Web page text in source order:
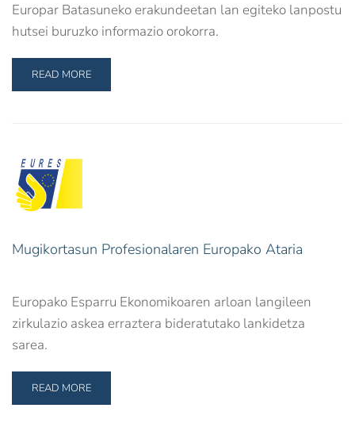
Europar Batasuneko erakundeetan lan egiteko lanpostu
hutsei buruzko informazio orokorra.
READ MORE
Mugikortasun Profesionalaren Europako Ataria
Europako Esparru Ekonomikoaren arloan langileen
zirkulazio askea erraztera bideratutako lankidetza
sarea.
READ MORE